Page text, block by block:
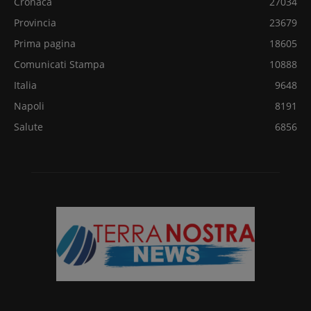
Provincia
23679
Prima pagina
18605
Comunicati Stampa
10888
Italia
9648
Napoli
8191
Salute
6856